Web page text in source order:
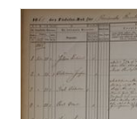
Relaterade
poster
och